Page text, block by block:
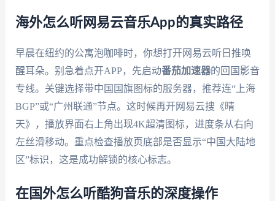
海外怎么听网易云音乐App的真实路径
早晨在纽约的公寓泡咖啡时，你想打开网易云听日推唤
醒耳朵。别急着点开APP，先启动番茄加速器的回国影音
专线。关键选择带中国国旗图标的服务器，推荐连“上海
BGP”或“广州联通”节点。这时候再开网易云搜《晴
天》，播放界面右上角出现4K超清图标，进度条从右向
左丝滑移动。重点检查播放页底部是否显示“中国大陆地
区”标识，这是成功解锁的核心标志。
在国外怎么听酷狗音乐的深度操作